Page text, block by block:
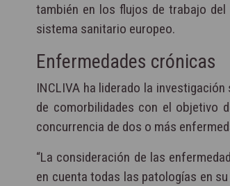
también en los flujos de trabajo
sistema sanitario europeo.
Enfermedades crónicas
INCLIVA ha liderado la
de comorbilidades con el objetivo
concurrencia de dos o más
“La consideración de las
en cuenta todas las patologías en